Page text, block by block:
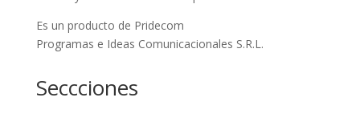
Es un producto de Pridecom
Programas e Ideas Comunicacionales S.R.L.
Seccciones